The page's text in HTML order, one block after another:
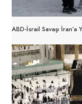
ABD-İsrail Savaşı İran’a